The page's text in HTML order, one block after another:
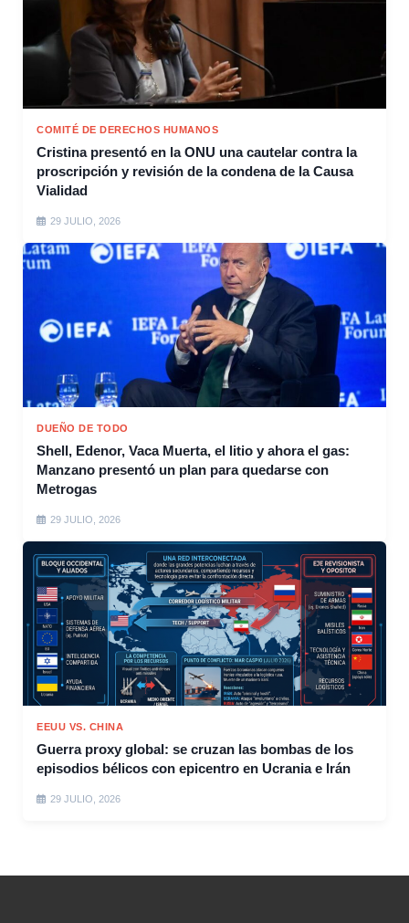
COMITÉ DE DERECHOS HUMANOS
Cristina presentó en la ONU una cautelar contra la
proscripción y revisión de la condena de la Causa
Vialidad
29 JULIO, 2026
DUEÑO DE TODO
Shell, Edenor, Vaca Muerta, el litio y ahora el gas:
Manzano presentó un plan para quedarse con
Metrogas
29 JULIO, 2026
EEUU VS. CHINA
Guerra proxy global: se cruzan las bombas de los
episodios bélicos con epicentro en Ucrania e Irán
29 JULIO, 2026